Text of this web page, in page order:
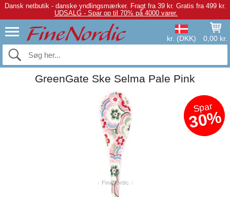
Dansk netbutik - danske yndlingsmærker. Fragt fra 39 kr. Gratis fra 499 kr.
UDSALG - Spar op til 70% på 4000 varer.
kr. (DKK) 0,00 kr.
GreenGate Ske Selma Pale Pink
Spar
30%